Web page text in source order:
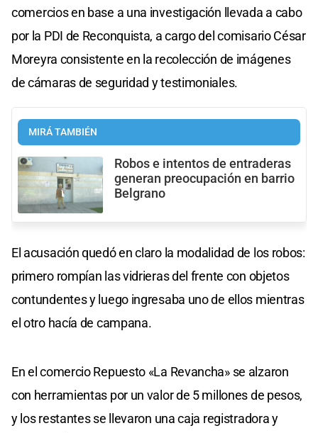
comercios en base a una investigación llevada a cabo
por la PDI de Reconquista, a cargo del comisario César
Moreyra consistente en la recolección de imágenes
de cámaras de seguridad y testimoniales.
MIRÁ TAMBIÉN
Robos e intentos de entraderas
generan preocupación en barrio
Belgrano
El acusación quedó en claro la modalidad de los robos:
primero rompían las vidrieras del frente con objetos
contundentes y luego ingresaba uno de ellos mientras
el otro hacía de campana.
En el comercio Repuesto «La Revancha» se alzaron
con herramientas por un valor de 5 millones de pesos,
y los restantes se llevaron una caja registradora y